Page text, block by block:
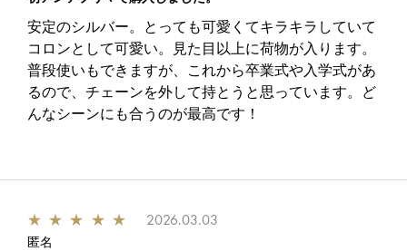
安定のシルバー。とっても可愛くてキラキラしていて
コロンとして可愛い。見た目以上に荷物が入ります。
普段使いもできますが、これから卒業式や入学式があ
るので、チェーンを外して持とうと思っています。ど
んなシーンにも合うのが最高です！
★ ★ ★ ★ ★ 2026.03.03
匿名